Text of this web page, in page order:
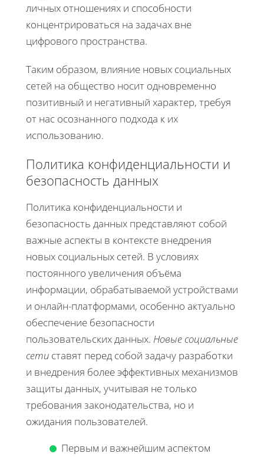
личных отношениях и способности
концентрироваться на задачах вне
цифрового пространства.
Таким образом, влияние новых социальных
сетей на общество носит одновременно
позитивный и негативный характер, требуя
от нас осознанного подхода к их
использованию.
Политика конфиденциальности и
безопасность данных
Политика конфиденциальности и
безопасность данных представляют собой
важные аспекты в контексте внедрения
новых социальных сетей. В условиях
постоянного увеличения объёма
информации, обрабатываемой устройствами
и онлайн-платформами, особенно актуально
обеспечение безопасности
пользовательских данных. Новые социальные
сети ставят перед собой задачу разработки
и внедрения более эффективных механизмов
защиты данных, учитывая не только
требования законодательства, но и
ожидания пользователей.
Первым и важнейшим аспектом